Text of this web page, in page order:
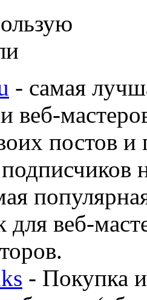
- самая
веб-
постов
для веб-
- Покупка